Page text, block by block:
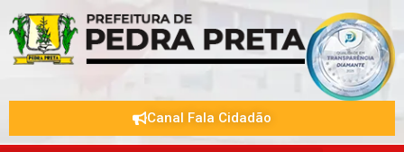
Canal Fala Cidadão